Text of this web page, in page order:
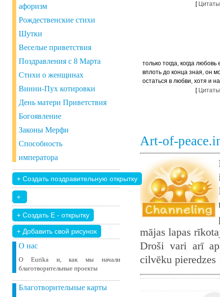
афоризм
Рождественские стихи
Шутки
Веселые приветствия
Поздравления с 8 Марта
Стихи о женщинах
Винни-Пух котировки
День матери Приветствия
Богоявление
Законы Мерфи
Способность
императора
+ Добавить свой ​​рисунок
О нас
О Eurika и, как мы начали
благотворительные проекты
Благотворительные карты
[
только тогда, когда любовь
вплоть до конца зная, он
остаться в любви, хотя и
[
Art-of-
mājas lapas
Droši vari arī
cilvēku